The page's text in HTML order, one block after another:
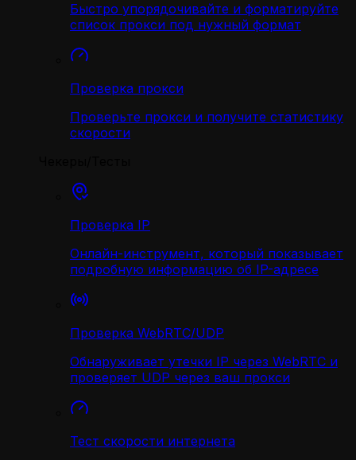
Быстро упорядочивайте и форматируйте
список прокси под нужный формат
Проверка прокси
Проверьте прокси и получите статистику
скорости
Проверка IP
Онлайн-инструмент, который показывает
подробную информацию об IP-адресе
Проверка WebRTC/UDP
Обнаруживает утечки IP через WebRTC и
проверяет UDP через ваш прокси
Тест скорости интернета